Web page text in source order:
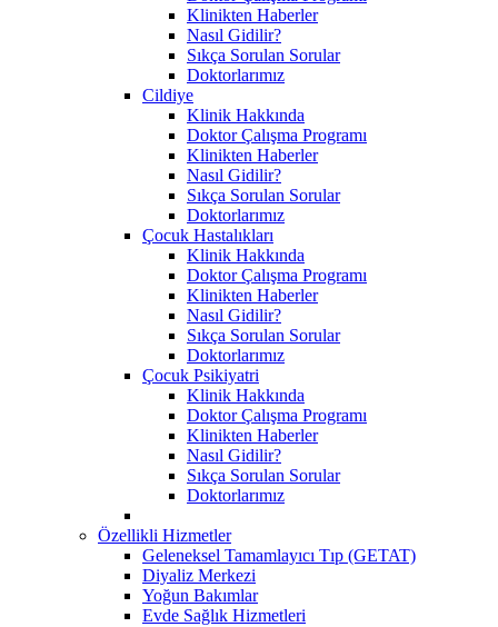
Klinikten Haberler
Nasıl Gidilir?
Sıkça Sorulan Sorular
Doktorlarımız
Cildiye
Klinik Hakkında
Doktor Çalışma Programı
Klinikten Haberler
Nasıl Gidilir?
Sıkça Sorulan Sorular
Doktorlarımız
Çocuk Hastalıkları
Klinik Hakkında
Doktor Çalışma Programı
Klinikten Haberler
Nasıl Gidilir?
Sıkça Sorulan Sorular
Doktorlarımız
Çocuk Psikiyatri
Klinik Hakkında
Doktor Çalışma Programı
Klinikten Haberler
Nasıl Gidilir?
Sıkça Sorulan Sorular
Doktorlarımız
Özellikli Hizmetler
Geleneksel Tamamlayıcı Tıp (GETAT)
Diyaliz Merkezi
Yoğun Bakımlar
Evde Sağlık Hizmetleri